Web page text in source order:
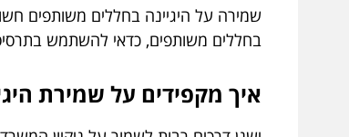
שמירה על היגיינה בחללים משותפים
בחללים משותפים, כדאי להשתמש בתרסיס
איך מקפידים על שמירת